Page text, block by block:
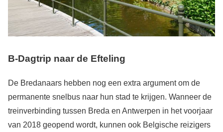
B-Dagtrip naar de Efteling
De Bredanaars hebben nog een extra argument om de
permanente snelbus naar hun stad te krijgen. Wanneer de
treinverbinding tussen Breda en Antwerpen in het voorjaar
van 2018 geopend wordt, kunnen ook Belgische reizigers